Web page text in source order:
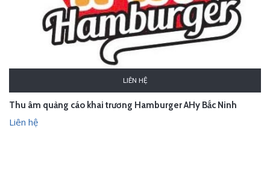
LIÊN HỆ
Thu âm quảng cáo khai trương Hamburger AHy Bắc Ninh
Liên hệ